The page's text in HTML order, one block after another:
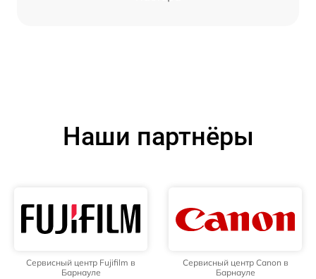
Наши партнёры
Сервисный центр Fujifilm в
Барнауле
Сервисный центр Canon в
Барнауле